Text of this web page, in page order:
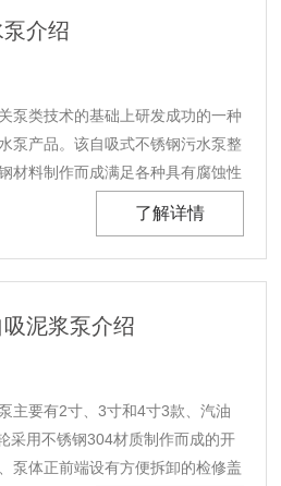
介绍
泵类技术的基础上研发成功的一种
泵产品。该自吸式不锈钢污水泵整
材料制作而成满足各种具有腐蚀性
，不但可象一般清水自吸泵那样不
自吸式不锈钢泵。与国内同类
了解详情
泥浆泵介绍
主要有2寸、3寸和4寸3款、汽油
采用不锈钢304材质制作而成的开
泵体正前端设有方便拆卸的检修盖